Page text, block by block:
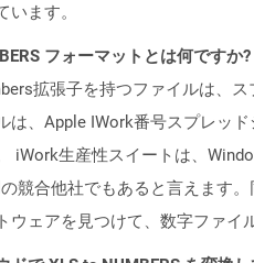
います。
フォーマットとは何ですか?
拡張子を持つファイルは、
は、Apple IWork番号スプレッ
iWork生産性スイートは、
競合他社でもあると言えます
ウェアを見つけて、数字ファイ